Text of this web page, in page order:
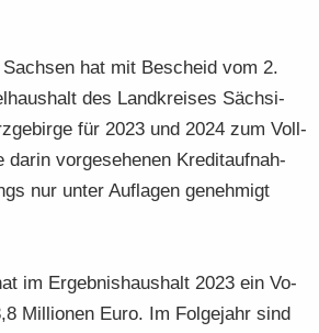
hat mit Be­scheid vom 2.
des Land­krei­ses Säch­si­
für 2023 und 2024 zum Voll­
darin vor­ge­se­he­nen Kre­dit­auf­nah­
nur unter Auf­la­gen ge­neh­migt
im Er­geb­nis­haus­halt 2023 ein Vo­
Mil­lio­nen Euro. Im Fol­ge­jahr sind